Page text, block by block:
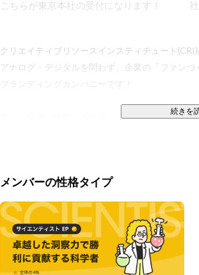
こちらが東京本社の受付になります！
クリエイティブリソースインスティチュート(CRI)
アナログ・デジタルを問わず、企業の「ファンづ
ブランディングカンパニーです！
東京・福岡・大阪・名古屋・伊万里の計5拠点で
・デジタルソリューション事業（DS）
・コミュニティデザイン事業
・事業開発/コンサルティング事業広告
など時代に合わせて様々な事業に取り組んでいま
現在、以下の職種にて募集中！
続きを
メンバーの性格タイプ